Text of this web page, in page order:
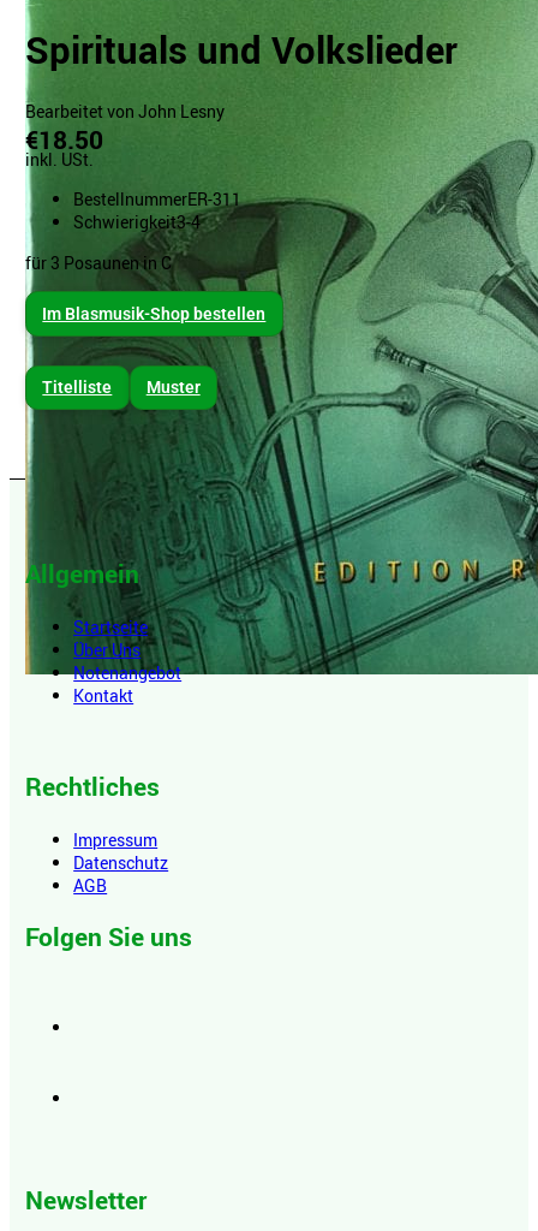
Spirituals und Volkslieder
Bearbeitet von John Lesny
€18.50
inkl. USt.
BestellnummerER-311
Schwierigkeit3-4
für 3 Posaunen in C
Im Blasmusik-Shop bestellen
Titelliste Muster
Allgemein
Startseite
Über Uns
Notenangebot
Kontakt
Rechtliches
Impressum
Datenschutz
AGB
Folgen Sie uns
Newsletter